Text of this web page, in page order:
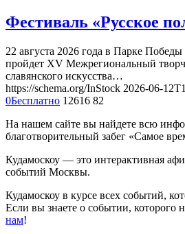
Фестиваль «Русское
22 августа 2026 года в Парке
пройдет XV Межрегиональный
славянского искусства…
https://schema.org/InStock 2026-06-
0Бесплатно 12616 82
На нашем сайте вы найдете всю
благотворительный забег «Самое
Кудамоскоу — это интерактивная
событий Москвы.
Кудамоскоу в курсе всех событий,
Если вы знаете о событии, которого
нам!